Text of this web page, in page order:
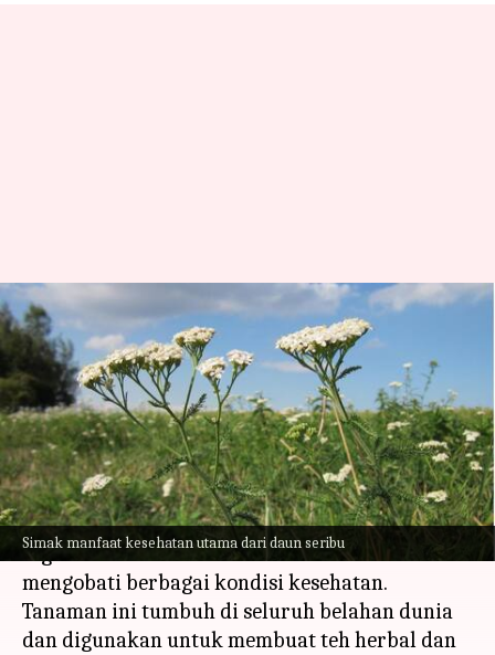
Simak manfaat kesehatan utama dari daun seribu
Daun seribu: Tanaman kuno
dengan manfaat kesehatan
yang luar biasa
menulis Taufiq Al Jufri Oct 09, 2023 10:36 am
Apa ceritanya
Daun seribu adalah tanaman obat yang telah
digunakan selama ribuan tahun untuk
mengobati berbagai kondisi kesehatan.
Tanaman ini tumbuh di seluruh belahan dunia
dan digunakan untuk membuat teh herbal dan